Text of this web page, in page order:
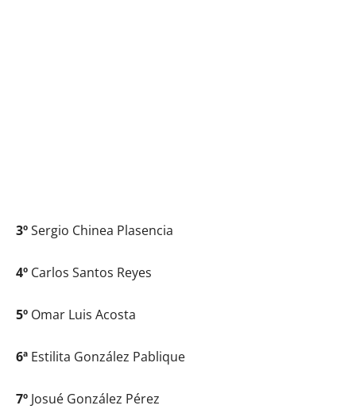
3ºSergio Chinea Plasencia
4º Carlos Santos Reyes
5º Omar Luis Acosta
6ª Estilita González Pablique
7º Josué González Pérez